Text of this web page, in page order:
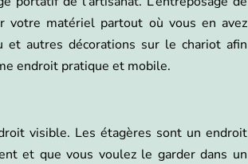
votre matériel partout où vous en avez
et autres décorations sur le chariot afin
endroit pratique et mobile.
visible. Les étagères sont un endroit
et que vous voulez le garder dans un